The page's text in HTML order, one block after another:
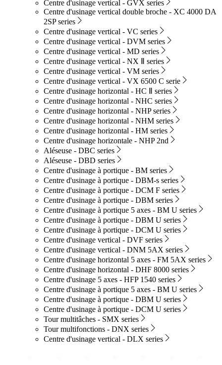
Centre d'usinage vertical - GVX series
Centre d'usinage vertical double broche - XC 4000 DA
2SP series
Centre d'usinage vertical - VC series
Centre d'usinage vertical - DVM series
Centre d'usinage vertical - MD series
Centre d'usinage vertical - NX Ⅱ series
Centre d'usinage vertical - VM series
Centre d'usinage vertical - VX 6500 C serie
Centre d'usinage horizontal - HC Ⅱ series
Centre d'usinage horizontal - NHC series
Centre d'usinage horizontal - NHP series
Centre d'usinage horizontal - NHM series
Centre d'usinage horizontal - HM series
Centre d'usinage horizontale - NHP 2nd
Aléseuse - DBC series
Aléseuse - DBD series
Centre d'usinage à portique - BM series
Centre d'usinage à portique - DBM-s series
Centre d'usinage à portique - DCM F series
Centre d'usinage à portique - DBM series
Centre d'usinage à portique 5 axes - BM U series
Centre d'usinage à portique - DBM U series
Centre d'usinage à portique - DCM U series
Centre d'usinage vertical - DVF series
Centre d'usinage vertical - DNM 5AX series
Centre d'usinage horizontal 5 axes - FM 5AX series
Centre d'usinage horizontal - DHF 8000 series
Centre d'usinage 5 axes - HFP 1540 series
Centre d'usinage à portique 5 axes - BM U series
Centre d'usinage à portique - DBM U series
Centre d'usinage à portique - DCM U series
Tour multitâches - SMX series
Tour multifonctions - DNX series
Centre d'usinage vertical - DLX series